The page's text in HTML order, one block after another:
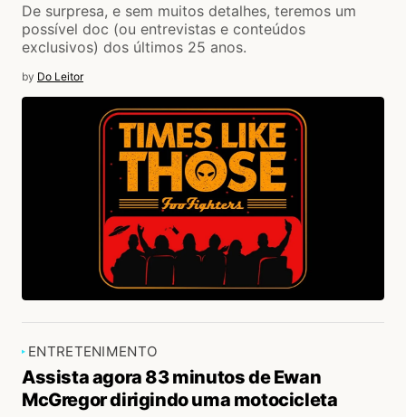
De surpresa, e sem muitos detalhes, teremos um
possível doc (ou entrevistas e conteúdos
exclusivos) dos últimos 25 anos.
by Do Leitor
ENTRETENIMENTO
Assista agora 83 minutos de Ewan
McGregor dirigindo uma motocicleta